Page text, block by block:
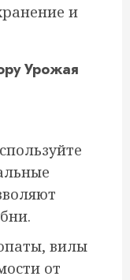
и
Урожая
вилы
от